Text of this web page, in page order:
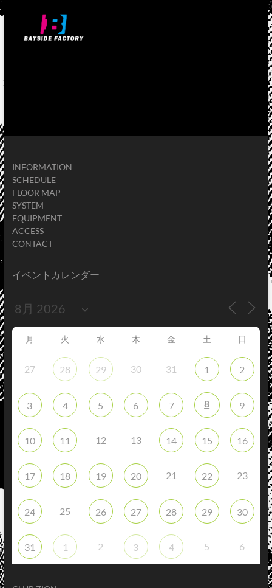
INFORMATION
SCHEDULE
FLOOR MAP
SYSTEM
EQUIPMENT
ACCESS
CONTACT
イベントカレンダー
月 火 水 木 金 土 日
27 28 29 30 31 1 2
3 4 5 6 7 8 9
10 11 12 13 14 15 16
17 18 19 20 21 22 23
24 25 26 27 28 29 30
31 1 2 3 4 5 6